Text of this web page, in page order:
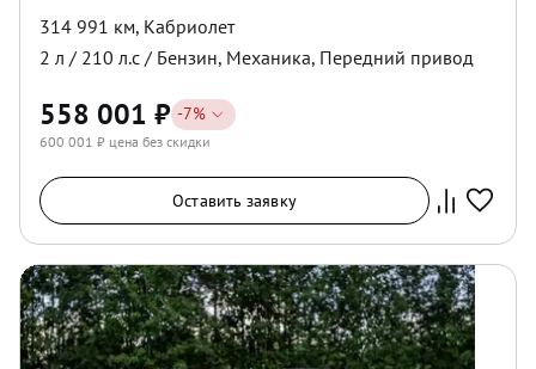
314 991 км, Кабриолет
2 л / 210 л.с / Бензин, Механика, Передний привод
558 001 ₽ -7%
600 001 ₽ цена без скидки
Оставить заявку